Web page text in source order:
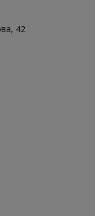
4 шт
42